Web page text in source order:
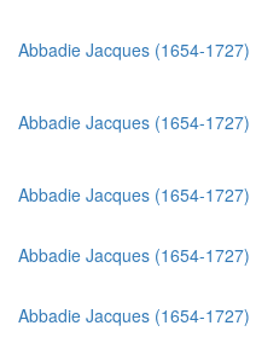
Abbadie Jacques (1654-1727)
Abbadie Jacques (1654-1727)
Abbadie Jacques (1654-1727)
Abbadie Jacques (1654-1727)
Abbadie Jacques (1654-1727)